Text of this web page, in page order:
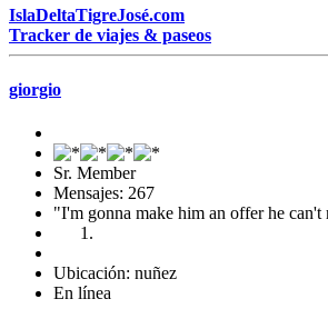
IslaDeltaTigreJosé.com
Tracker de viajes & paseos
giorgio
Sr. Member
Mensajes: 267
"I'm gonna make him an offer he can't
Ubicación: nuñez
En línea